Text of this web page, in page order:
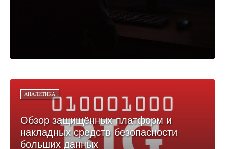
АНАЛИТИКА
Обзор защищённых платформ и
накладных средств безопасности
больших данных